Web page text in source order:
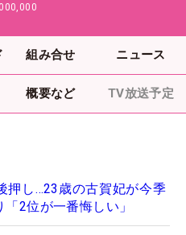
組み合せ ニュース
概要など TV放送予定
押し…23歳の古賀妃が今季
2位が一番悔しい」